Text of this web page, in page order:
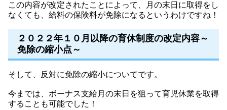
この内容が改定されたことによって、月の末日に取得をし
なくても、給料の保険料が免除になるというわけですね！
２０２２年１０月以降の育休制度の改定内容～
免除の縮小点～
そして、反対に免除の縮小についてです。
今までは、ボーナス支給月の末日を狙って育児休業を取得
することも可能でした！